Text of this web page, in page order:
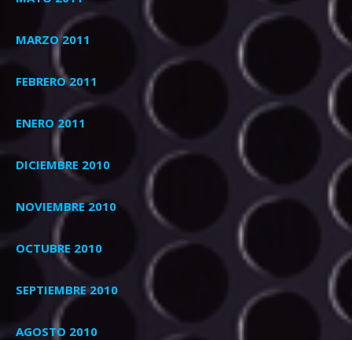
MARZO 2011
FEBRERO 2011
ENERO 2011
DICIEMBRE 2010
NOVIEMBRE 2010
OCTUBRE 2010
SEPTIEMBRE 2010
AGOSTO 2010